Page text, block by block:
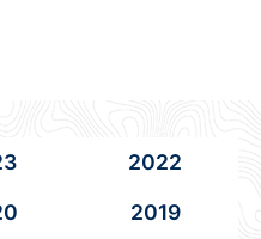
2022
2019